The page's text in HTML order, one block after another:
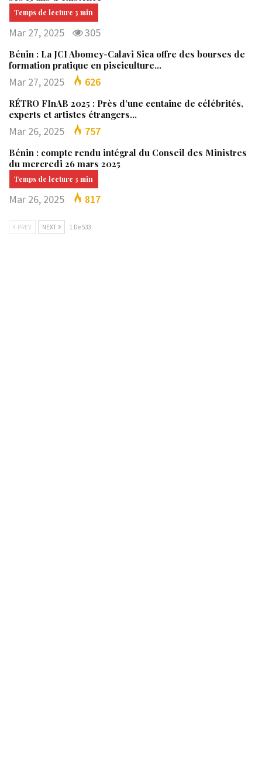
Mar 27, 2025 305
Bénin : La JCI Abomey-Calavi Sica offre des bourses de
formation pratique en pisciculture…
Mar 27, 2025 626
RÉTRO FInAB 2025 : Près d’une centaine de célébrités,
experts et artistes étrangers…
Mar 26, 2025 757
Bénin : compte rendu intégral du Conseil des Ministres
du mercredi 26 mars 2025
Mar 26, 2025 817
PREV NEXT 1 De 533